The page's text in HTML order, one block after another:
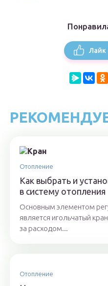
Лайк
Отопление
Как выбрать и
в систему отопления
Основным элементом
является игольчатый
за расходом...
Отопление